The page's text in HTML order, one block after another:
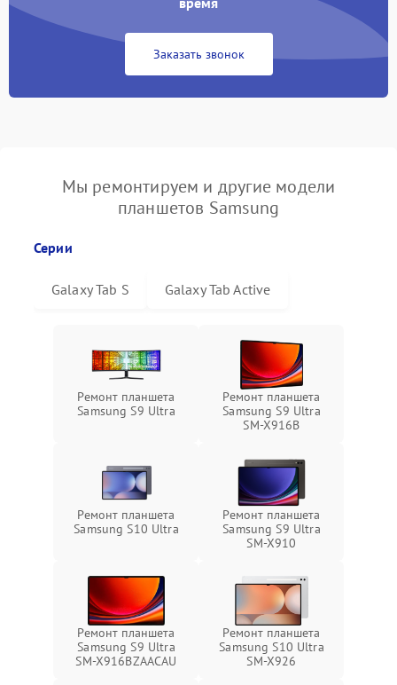
Заказать звонок
Мы ремонтируем и другие модели
планшетов Samsung
Серии
Galaxy Tab S Galaxy Tab Active
Ремонт планшета
Samsung S9 Ultra
Ремонт планшета
Samsung S9 Ultra
SM-X916B
Ремонт планшета
Samsung S10 Ultra
Ремонт планшета
Samsung S9 Ultra
SM-X910
Ремонт планшета
Samsung S9 Ultra
SM-X916BZAACAU
Ремонт планшета
Samsung S10 Ultra
SM-X926